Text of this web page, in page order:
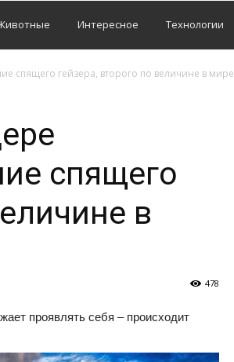
Интересное Технологии
спящего гейзера, второго по величине в мире
спящего
в
478
проявлять себя – происходит